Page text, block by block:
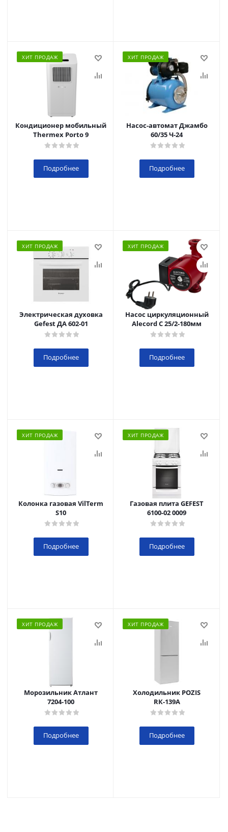
ХИТ ПРОДАЖ
Кондиционер мобильный
Thermex Porto 9
Подробнее
ХИТ ПРОДАЖ
Насос-автомат Джамбо
60/35 Ч-24
Подробнее
ХИТ ПРОДАЖ
Электрическая духовка
Gefest ДА 602-01
Подробнее
ХИТ ПРОДАЖ
Насос циркуляционный
Alecord C 25/2-180мм
Подробнее
ХИТ ПРОДАЖ
Колонка газовая VilTerm
S10
Подробнее
ХИТ ПРОДАЖ
Газовая плита GEFEST
6100-02 0009
Подробнее
ХИТ ПРОДАЖ
Морозильник Атлант
7204-100
Подробнее
ХИТ ПРОДАЖ
Холодильник POZIS
RК-139А
Подробнее